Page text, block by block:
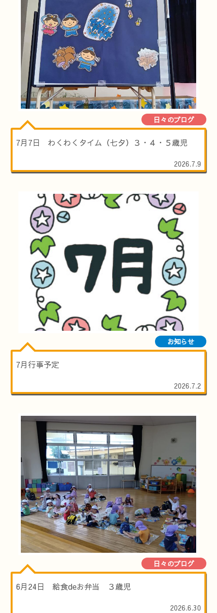
日々のブログ
7月7日 わくわくタイム（七夕）３・４・５歳児
2026.7.9
お知らせ
7月行事予定
2026.7.2
日々のブログ
6月24日 給食deお弁当 ３歳児
2026.6.30